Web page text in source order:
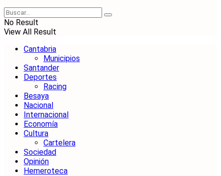
No Result
View All Result
Cantabria
Municipios
Santander
Deportes
Racing
Besaya
Nacional
Internacional
Economía
Cultura
Cartelera
Sociedad
Opinión
Hemeroteca